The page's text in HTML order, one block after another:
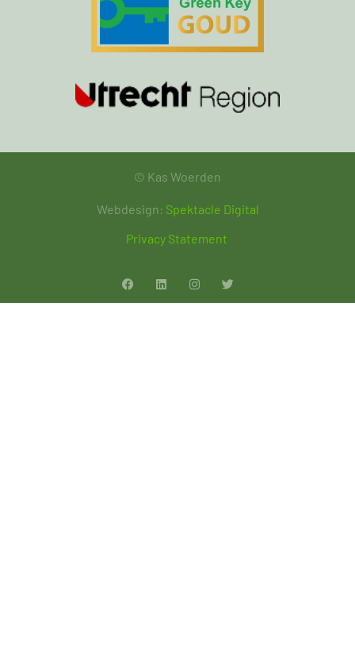
© Kas Woerden
Webdesign: Spektacle Digital
Privacy Statement